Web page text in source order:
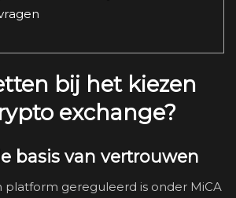
bij het kiezen
exchange?
basis van vertrouwen
platform gereguleerd is onder MiCA